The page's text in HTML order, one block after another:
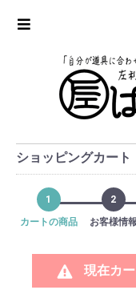
ショッピングカート
1
カートの商品
2
お客様情報
現在カ